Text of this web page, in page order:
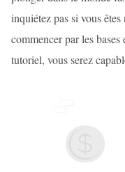
inquiétez pas si vous
commencer par les
tutoriel, vous serez